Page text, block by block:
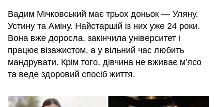
Вадим Мічковський має трьох доньок — Уляну,
Устину та Аміну. Найстаршій із них уже 24 роки.
Вона вже доросла, закінчила університет і
працює візажистом, а у вільний час любить
мандрувати. Крім того, дівчина не вживає м’ясо
та веде здоровий спосіб життя.